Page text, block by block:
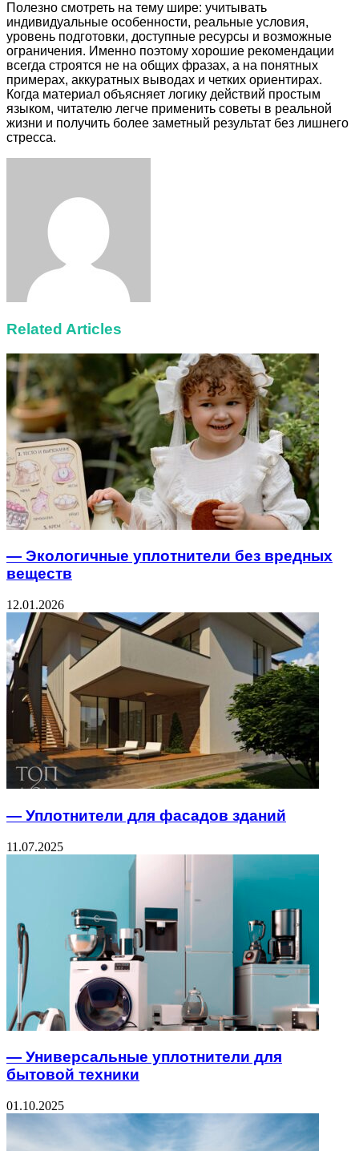
Полезно смотреть на тему шире: учитывать
индивидуальные особенности, реальные условия,
уровень подготовки, доступные ресурсы и возможные
ограничения. Именно поэтому хорошие рекомендации
всегда строятся не на общих фразах, а на понятных
примерах, аккуратных выводах и четких ориентирах.
Когда материал объясняет логику действий простым
языком, читателю легче применить советы в реальной
жизни и получить более заметный результат без лишнего
стресса.
Related Articles
— Экологичные уплотнители без вредных
веществ
12.01.2026
— Уплотнители для фасадов зданий
11.07.2025
— Универсальные уплотнители для
бытовой техники
01.10.2025